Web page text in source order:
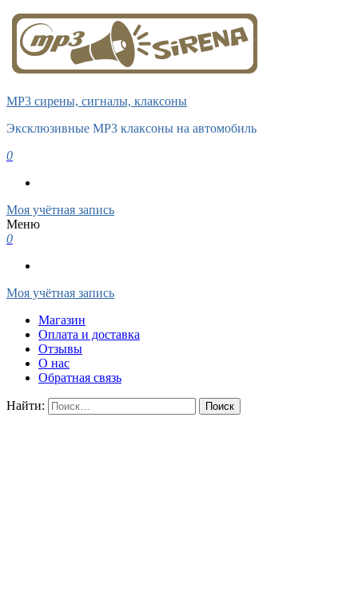
MP3 сирены, сигналы, клаксоны
Эксклюзивные MP3 клаксоны на автомобиль
0
Моя учётная запись
Меню
0
Моя учётная запись
Магазин
Оплата и доставка
Отзывы
О нас
Обратная связь
Найти: